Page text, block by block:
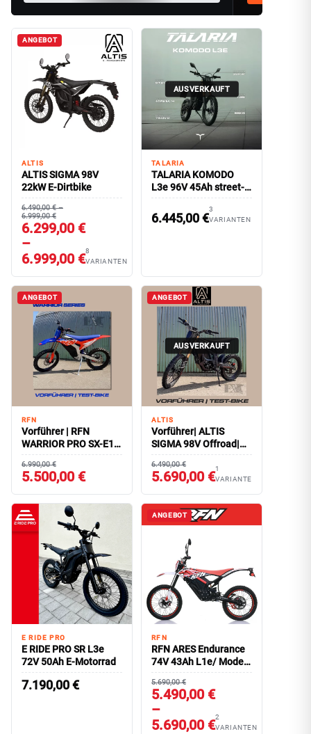
ANGEBOT
ALTIS
ALTIS SIGMA 98V
22kW E-Dirtbike
6.490,00 € –
6.999,00 €
6.299,00 €
–
6.999,00 €8
VARIANTEN
AUSVERKAUFT
TALARIA
TALARIA KOMODO
L3e 96V 45Ah street-
legal
6.445,00€
3
VARIANTEN
ANGEBOT
RFN
Vorführer | RFN
WARRIOR PRO SX-E15
Plus | 21/18 Radsatz
6.990,00 €
5.500,00 €
ANGEBOT
AUSVERKAUFT
ALTIS
Vorführer| ALTIS
SIGMA 98V Offroad|
19/16 Radsatz
6.490,00 €
5.690,00 €1
VARIANTE
E RIDE PRO
E RIDE PRO SR L3e
72V 50Ah E-Motorrad
7.190,00€
ANGEBOT
RFN
RFN ARES Endurance
74V 43Ah L1e/ Modell
2025
5.690,00 €
5.490,00 €
–
5.690,00 €2
VARIANTEN